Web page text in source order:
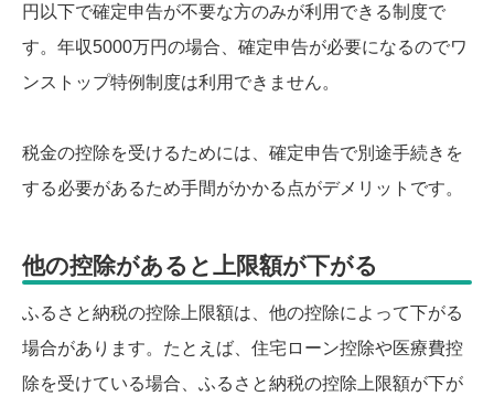
円以下で確定申告が不要な方のみが利用できる制度で
す。年収5000万円の場合、確定申告が必要になるのでワ
ンストップ特例制度は利用できません。
税金の控除を受けるためには、確定申告で別途手続きを
する必要があるため手間がかかる点がデメリットです。
他の控除があると上限額が下がる
ふるさと納税の控除上限額は、他の控除によって下がる
場合があります。たとえば、住宅ローン控除や医療費控
除を受けている場合、ふるさと納税の控除上限額が下が